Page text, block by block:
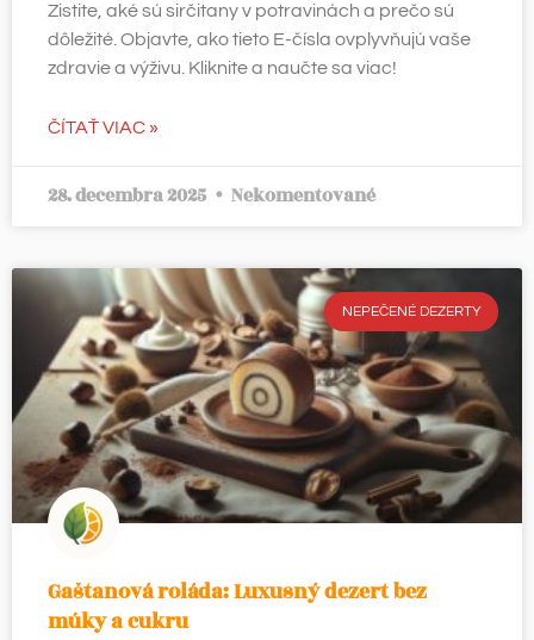
Zistite, aké sú sirčitany v potravinách a prečo sú
dôležité. Objavte, ako tieto E-čísla ovplyvňujú vaše
zdravie a výživu. Kliknite a naučte sa viac!
ČÍTAŤ VIAC »
28. decembra 2025 Nekomentované
NEPEČENÉ DEZERTY
Gaštanová roláda: Luxusný dezert bez
múky a cukru